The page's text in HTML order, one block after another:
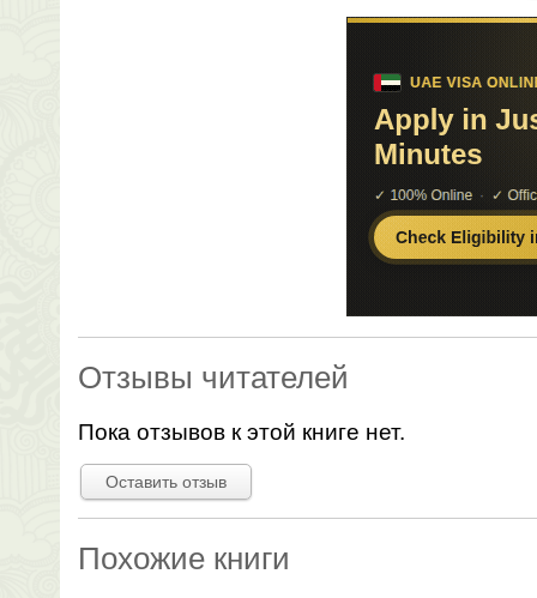
Отзывы читателей
Пока отзывов к этой книге нет.
Оставить отзыв
Похожие книги